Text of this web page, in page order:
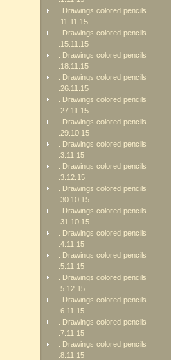
. Drawings colored pencils
.11.11.15
. Drawings colored pencils
.15.11.15
. Drawings colored pencils
.18.11.15
. Drawings colored pencils
.26.11.15
. Drawings colored pencils
.27.11.15
. Drawings colored pencils
.29.10.15
. Drawings colored pencils
.3.11.15
. Drawings colored pencils
.3.12.15
. Drawings colored pencils
.30.10.15
. Drawings colored pencils
.31.10.15
. Drawings colored pencils
.4.11.15
. Drawings colored pencils
.5.11.15
. Drawings colored pencils
.5.12.15
. Drawings colored pencils
.6.11.15
. Drawings colored pencils
.7.11.15
. Drawings colored pencils
.8.11.15